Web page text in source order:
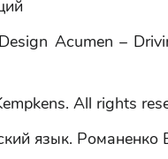
Acumen –
All rights
язык. Романенко